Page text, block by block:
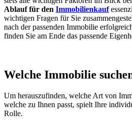
Ablauf für den Immobilienkauf
wichtigen Fragen für Sie
nach der passenden Immobilie
finden Sie am Ende das passende
Welche Immobilie
Um herauszufinden, welche Art von
welche zu Ihnen passt, spielt Ihre
Rolle.